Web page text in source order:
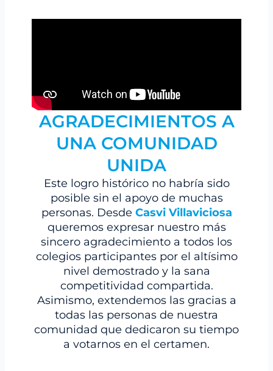
AGRADECIMIENTOS A
UNA COMUNIDAD
UNIDA
Este logro histórico no habría sido
posible sin el apoyo de muchas
personas. Desde Casvi Villaviciosa
queremos expresar nuestro más
sincero agradecimiento a todos los
colegios participantes por el altísimo
nivel demostrado y la sana
competitividad compartida.
Asimismo, extendemos las gracias a
todas las personas de nuestra
comunidad que dedicaron su tiempo
a votarnos en el certamen.